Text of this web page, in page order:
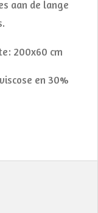
aan de lange
200x60 cm
en 30%